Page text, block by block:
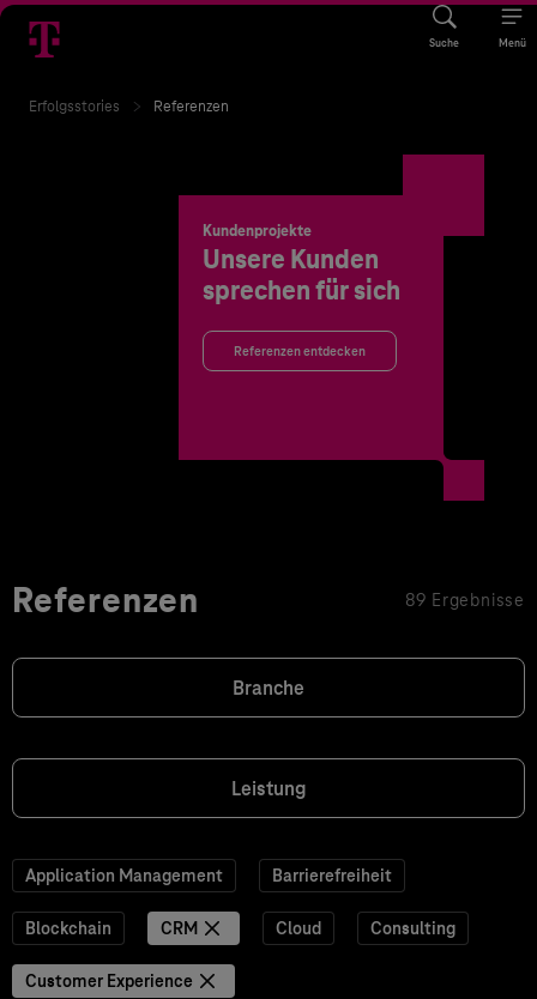
Suche Menü
Erfolgsstories Referenzen
Kundenprojekte
Unsere Kunden
sprechen für sich
Referenzen entdecken
Referenzen 89 Ergebnisse
Branche
Leistung
Application Management Barrierefreiheit
Blockchain CRM Cloud Consulting
Customer Experience